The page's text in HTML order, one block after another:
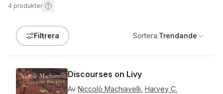
4 produkter
Filtrera Sortera:Trendande
Discourses on Livy
Av Niccolò Machiavelli Harvey C.